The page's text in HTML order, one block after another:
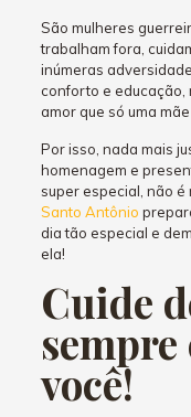
São mulheres
trabalham fora,
inúmeras
conforto e educação,
amor que só uma
Por isso, nada mais
homenagem e
super especial, não é
Santo Antônio
dia tão especial e
ela!
Cuide
você!